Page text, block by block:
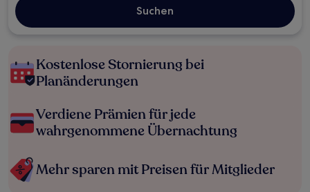
Suchen
Kostenlose Stornierung bei
Planänderungen
Verdiene Prämien für jede
wahrgenommene Übernachtung
Mehr sparen mit Preisen für Mitglieder